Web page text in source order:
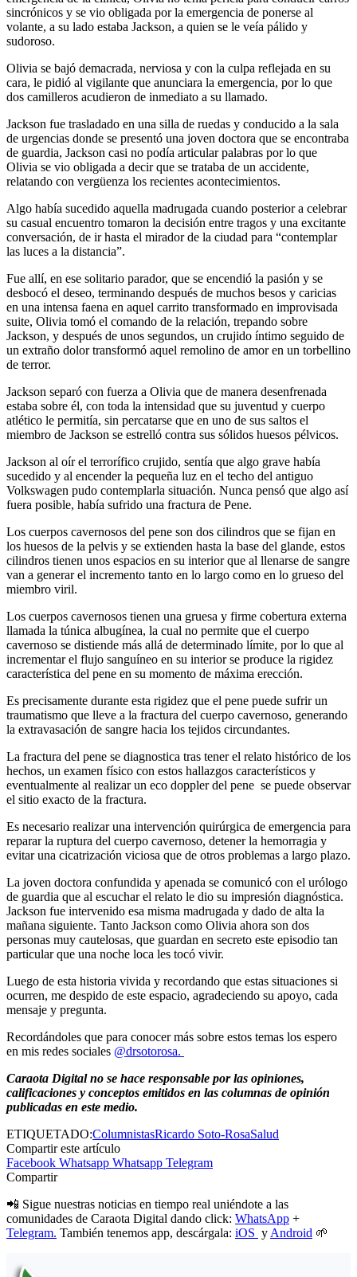
sincrónicos y se vio obligada por la emergencia de ponerse al
volante, a su lado estaba Jackson, a quien se le veía pálido y
sudoroso.
Olivia se bajó demacrada, nerviosa y con la culpa reflejada en su
cara, le pidió al vigilante que anunciara la emergencia, por lo que
dos camilleros acudieron de inmediato a su llamado.
Jackson fue trasladado en una silla de ruedas y conducido a la sala
de urgencias donde se presentó una joven doctora que se encontraba
de guardia, Jackson casi no podía articular palabras por lo que
Olivia se vio obligada a decir que se trataba de un accidente,
relatando con vergüenza los recientes acontecimientos.
Algo había sucedido aquella madrugada cuando posterior a celebrar
su casual encuentro tomaron la decisión entre tragos y una excitante
conversación, de ir hasta el mirador de la ciudad para “contemplar
las luces a la distancia”.
Fue allí, en ese solitario parador, que se encendió la pasión y se
desbocó el deseo, terminando después de muchos besos y caricias
en una intensa faena en aquel carrito transformado en improvisada
suite, Olivia tomó el comando de la relación, trepando sobre
Jackson, y después de unos segundos, un crujido íntimo seguido de
un extraño dolor transformó aquel remolino de amor en un torbellino
de terror.
Jackson separó con fuerza a Olivia que de manera desenfrenada
estaba sobre él, con toda la intensidad que su juventud y cuerpo
atlético le permitía, sin percatarse que en uno de sus saltos el
miembro de Jackson se estrelló contra sus sólidos huesos pélvicos.
Jackson al oír el terrorífico crujido, sentía que algo grave había
sucedido y al encender la pequeña luz en el techo del antiguo
Volkswagen pudo contemplarla situación. Nunca pensó que algo así
fuera posible, había sufrido una fractura de Pene.
Los cuerpos cavernosos del pene son dos cilindros que se fijan en
los huesos de la pelvis y se extienden hasta la base del glande, estos
cilindros tienen unos espacios en su interior que al llenarse de sangre
van a generar el incremento tanto en lo largo como en lo grueso del
miembro viril.
Los cuerpos cavernosos tienen una gruesa y firme cobertura externa
llamada la túnica albugínea, la cual no permite que el cuerpo
cavernoso se distiende más allá de determinado límite, por lo que al
incrementar el flujo sanguíneo en su interior se produce la rigidez
característica del pene en su momento de máxima erección.
Es precisamente durante esta rigidez que el pene puede sufrir un
traumatismo que lleve a la fractura del cuerpo cavernoso, generando
la extravasación de sangre hacia los tejidos circundantes.
La fractura del pene se diagnostica tras tener el relato histórico de los
hechos, un examen físico con estos hallazgos característicos y
eventualmente al realizar un eco doppler del pene se puede observar
el sitio exacto de la fractura.
Es necesario realizar una intervención quirúrgica de emergencia para
reparar la ruptura del cuerpo cavernoso, detener la hemorragia y
evitar una cicatrización viciosa que de otros problemas a largo plazo.
La joven doctora confundida y apenada se comunicó con el urólogo
de guardia que al escuchar el relato le dio su impresión diagnóstica.
Jackson fue intervenido esa misma madrugada y dado de alta la
mañana siguiente. Tanto Jackson como Olivia ahora son dos
personas muy cautelosas, que guardan en secreto este episodio tan
particular que una noche loca les tocó vivir.
Luego de esta historia vivida y recordando que estas situaciones si
ocurren, me despido de este espacio, agradeciendo su apoyo, cada
mensaje y pregunta.
Recordándoles que para conocer más sobre estos temas los espero
en mis redes sociales @drsotorosa.
Caraota Digital no se hace responsable por las opiniones,
calificaciones y conceptos emitidos en las columnas de opinión
publicadas en este medio.
ETIQUETADO:ColumnistasRicardo Soto-RosaSalud
Compartir este artículo
Facebook Whatsapp Whatsapp Telegram
Compartir
📲 Sigue nuestras noticias en tiempo real uniéndote a las
comunidades de Caraota Digital dando click: WhatsApp +
Telegram. También tenemos app, descárgala: iOS y Android 🌱